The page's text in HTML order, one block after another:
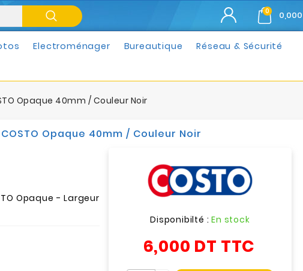
0
Electroménager Bureautique Réseau & Sécurité
Opaque 40mm / Couleur Noir
Opaque 40mm / Couleur Noir
Opaque - Largeur
Disponibilté :En stock
6,000 DT TTC